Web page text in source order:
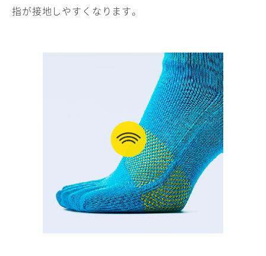
指が接地しやすくなります。